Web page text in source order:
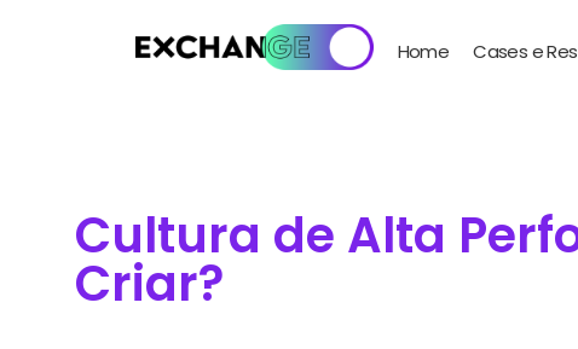
Home Cases e
Cultura de Alta
Criar?